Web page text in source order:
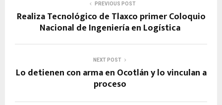
PREVIOUS POST
Realiza Tecnológico de Tlaxco primer Coloquio
Nacional de Ingeniería en Logística
NEXT POST
Lo detienen con arma en Ocotlán y lo vinculan a
proceso